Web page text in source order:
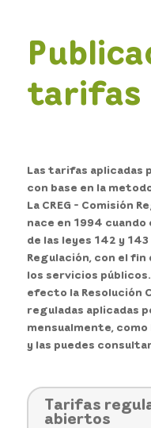
tarifas
Las tarifas aplicadas
con base en la
La CREG - Comisión
nace en 1994
de las leyes 142 y
Regulación, con el
los servicios
efecto la Resolución
reguladas aplicadas
mensualmente,
y las puedes
Tarifas
abiertos